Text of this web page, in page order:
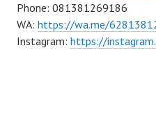
Phone: 081381269186
WA: https://wa.me/
Instagram: https://